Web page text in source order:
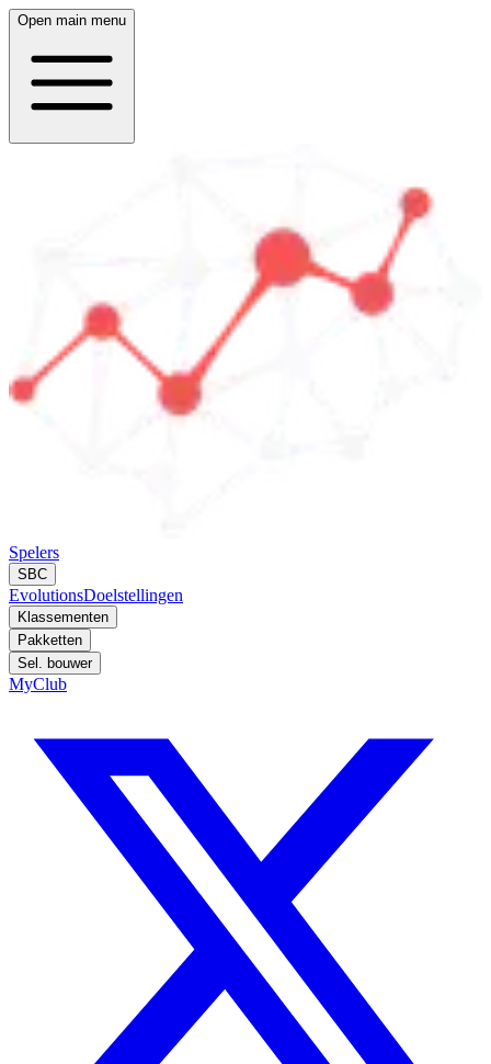
Open main menu
Spelers
SBC
EvolutionsDoelstellingen
Klassementen
Pakketten
Sel. bouwer
MyClub